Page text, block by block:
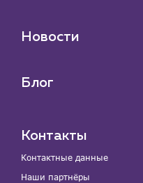
Новости
Блог
Контакты
Контактные данные
Наши партнёры